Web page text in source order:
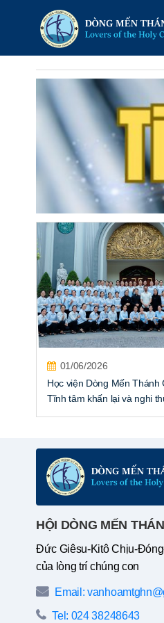
01/06/2026
Học viện Dòng Mến Thánh
Tĩnh tâm khấn lại và nghi
HỘI DÒNG MẾN
Đức Giêsu-Kitô Chịu-
của lòng trí chúng con
Email:
Tel: 024 38248643